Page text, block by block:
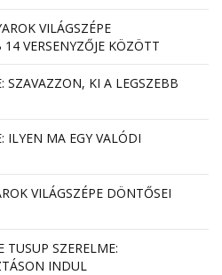
VILÁGSZÉPE
14 VERSENYZŐJE KÖZÖTT
SZAVAZZON, KI A LEGSZEBB
ILYEN MA EGY VALÓDI
VILÁGSZÉPE DÖNTŐSEI
SZERELME:
INDUL